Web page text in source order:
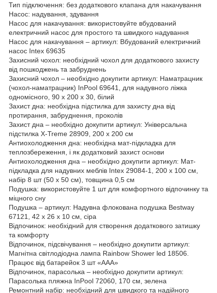
Тип підключення: без додаткового клапана для накачування
Насос: надування, здування
Насос для накачування: використовуйте вбудований
електричний насос для простого та швидкого надування
Насос для накачування – артикул: Вбудований електричний
насос Intex 69635
Захисний чохол: необхідний чохол для додаткового захисту
від пошкоджень та забруднень
Захисний чохол – необхідно докупити артикул: Наматрацник
(чохол-наматрацник) InPool 69641, для надувного ліжка
одномісного, 90 х 200 х 30, білий
Захист дна: необхідна підстилка для захисту дна від
протирання, забруднення, проколів
Захист дна – необхідно докупити артикул: Універсальна
підстилка X-Treme 28909, 200 х 200 см
Антиохолодження дна: необхідна мат-підкладка для
теплозбереження, і як додатковий захист основи
Антиохолодження дна – необхідно докупити артикул: Мат-
підкладка для надувних меблів Intex 29084-1, 200 х 100 см,
набір 8 шт (50 x 50 см), товщина 0,5 см
Подушка: використовуйте 1 шт для комфортного відпочинку та
міцного сну
Подушка – артикул: Надувна флокована подушка Bestway
67121, 42 х 26 х 10 см, сіра
Відпочинок: необхідний для створення додаткового затишку
та комфорту
Відпочинок, підсвічування – необхідно докупити артикул:
Магнітна світлодіодна лампа Rainbow Shower led 18506.
Працює від батарейок 3 шт «ААА»
Відпочинок, парасолька – необхідно докупити артикул:
Парасолька пляжна InPool 72060, 170 см, зелена
Ремонтний набір: необхідний для швидкого та надійного